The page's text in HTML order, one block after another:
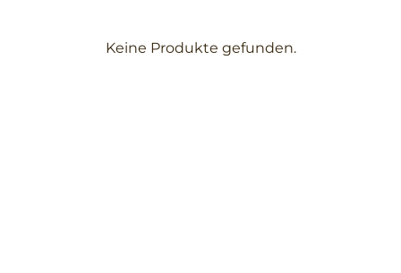
Keine Produkte gefunden.